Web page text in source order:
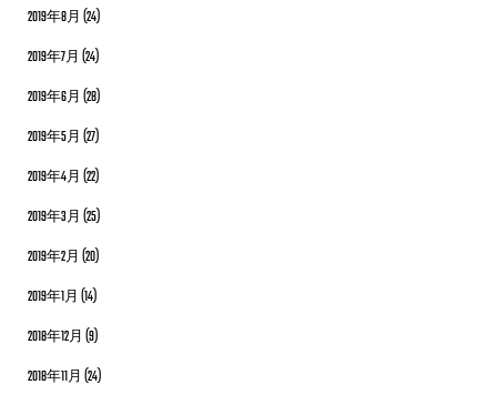
2019年8月 (24)
2019年7月 (24)
2019年6月 (28)
2019年5月 (27)
2019年4月 (22)
2019年3月 (25)
2019年2月 (20)
2019年1月 (14)
2018年12月 (9)
2018年11月 (24)